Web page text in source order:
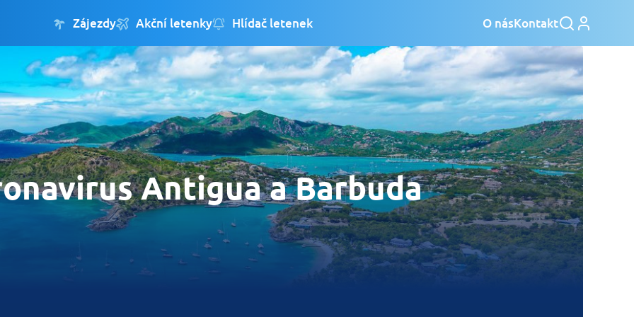
Zájezdy Akční letenky Hlídač letenek O násKontakt
Antigua a Barbuda